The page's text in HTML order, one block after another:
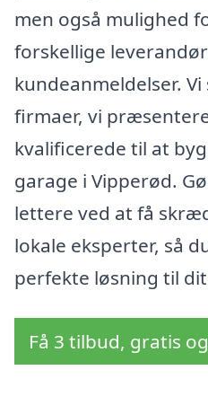
men også mulighed
forskellige
kundeanmeldelser.
firmaer, vi
kvalificerede til at
garage i Vipperød.
lettere ved at få
lokale eksperter, så
perfekte løsning til
Få 3 tilbud, gratis